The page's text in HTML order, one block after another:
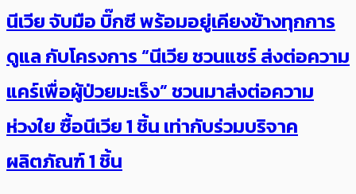
นีเวีย จับมือ บิ๊กซี พร้อมอยู่เคียงข้างทุกการ
ดูแล กับโครงการ “นีเวีย ชวนแชร์ ส่งต่อความ
แคร์เพื่อผู้ป่วยมะเร็ง” ชวนมาส่งต่อความ
ห่วงใย ซื้อนีเวีย 1 ชิ้น เท่ากับร่วมบริจาค
ผลิตภัณฑ์ 1 ชิ้น